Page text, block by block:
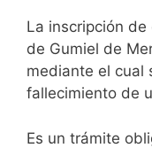
La inscripción
de Gumiel de
mediante el cual
fallecimiento de
Es un trámite